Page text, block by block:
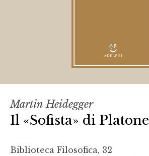
Martin Heidegger
Il «Sofista» di Platone
Biblioteca Filosofica, 32